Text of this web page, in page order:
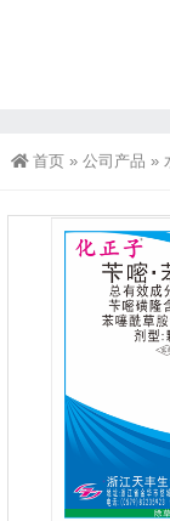
首页 » 公司产品 »